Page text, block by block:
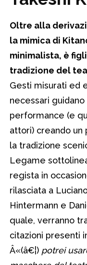
Oltre alla
la mimica di
minimalista, è
tradizione del
Gesti misurati ed
necessari guidano
performance (e
attori) creando
la tradizione
Legame
regista in
rilasciata a
Hintermann e
quale, verranno
citazioni presenti
Â«(â€¦) potrei